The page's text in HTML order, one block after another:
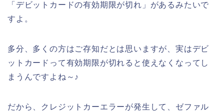
「デビットカードの有効期限が切れ」があるみたいで
すよ。
多分、多くの方はご存知だとは思いますが、実はデビ
ットカードって有効期限が切れると使えなくなってし
まうんですよね～♪
だから、クレジットカーエラーが発生して、ゼファル